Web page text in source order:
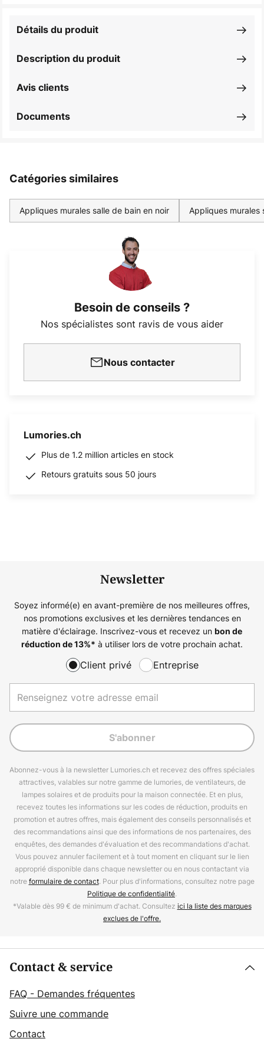
Description du produit
Détails du produit
Avis clients
Documents
Catégories similaires
Appliques murales salle de bain en noir Appliques murales
Besoin de conseils ?
Nos spécialistes sont ravis de vous aider
Nous contacter
Lumories.ch
Plus de 1.2 million articles en stock
Retours gratuits sous 50 jours
Newsletter
Soyez informé(e) en avant-première de nos meilleures offres,
nos promotions exclusives et les dernières tendances en
matière d'éclairage. Inscrivez-vous et recevez un bon de
réduction de13%* à utiliser lors de votre prochain achat.
Client privé Entreprise
S'abonner
Abonnez-vous à la newsletter Lumories.ch et recevez des offres spéciales
attractives, valables sur notre gamme de lumories, de ventilateurs, de
lampes solaires et de produits pour la maison connectée. Et en plus,
recevez toutes les informations sur les codes de réduction, produits en
promotion et autres offres, mais également des conseils personnalisés et
des recommandations ainsi que des informations de nos partenaires, des
enquêtes, des demandes d'évaluation et des recommandations d'achat.
Vous pouvez annuler facilement et à tout moment en cliquant sur le lien
approprié disponible dans chaque newsletter ou en nous contactant via
notreformulaire de contact. Pour plus d'informations, consultez notre page
Politique de confidentialité.
*Valable dès 99 € de minimum d'achat. Consultez ici la liste des marques
exclues de l'offre.
Contact & service
FAQ - Demandes fréquentes
Suivre une commande
Contact